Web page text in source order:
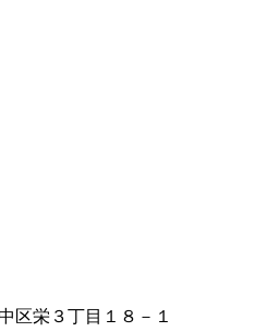
区栄３丁目１８－１